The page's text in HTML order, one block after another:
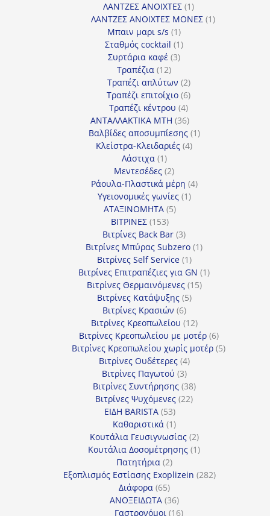
προϊόν
ΛΑΝΤΖΕΣ ΑΝΟΙΧΤΕΣ 11
προϊόν
ΛΑΝΤΖΕΣ ΑΝΟΙΧΤΕΣ ΜΟΝΕΣ 11
Μπαιν μαρι s/s 11
προϊόν
Σταθμός cocktail 11
Συρτάρια καφέ 33
Τραπέζια 1212
προϊόντα
Τραπέζι απλύτων 22
προϊόντα
Τραπέζι επιτοίχιο 66
προϊόντα
Τραπέζι κέντρου 44
προϊόντα
ΑΝΤΑΛΛΑΚΤΙΚΑ MTH 3636
προϊόντα
Βαλβίδες αποσυμπίεσης 11
Κλείστρα-Κλειδαριές 44
Λάστιχα 11
προϊόν
Μεντεσέδες 22
προϊόντα
Ράουλα-Πλαστικά μέρη 44
Υγειονομικές γωνίες 11
ΑΤΑΞΙΝΟΜΗΤΑ 55
ΒΙΤΡΙΝΕΣ 153153
προϊόντα
Βιτρίνες Back Bar 33
προϊόντα
Βιτρίνες Mπύρας Subzero 11
Βιτρίνες Self Service 11
προϊόν
Βιτρίνες Επιτραπέζιες για GN 11
Βιτρίνες Θερμαινόμενες 1515
Βιτρίνες Κατάψυξης 55
Βιτρίνες Κρασιών 66
προϊόντα
Βιτρίνες Κρεοπωλείου 1212
προϊόντα
Βιτρίνες Κρεοπωλείου με μοτέρ 66
προϊόντα
Βιτρίνες Κρεοπωλείου χωρίς μοτέρ 55
Βιτρίνες Ουδέτερες 44
προϊόντα
Βιτρίνες Παγωτού 33
προϊόντα
Βιτρίνες Συντήρησης 3838
προϊόντα
Βιτρίνες Ψυχόμενες 2222
ΕΙΔΗ BARISTA 5353
προϊόντα
Καθαριστικά 11
προϊόν
Κουτάλια Γευσιγνωσίας 22
προϊόντα
Κουτάλια Δοσομέτρησης 11
Πατητήρια 22
προϊόντα
Εξοπλισμός Εστίασης Exoplizein 282282
Διάφορα 6565
προϊόντα
ΑΝΟΞΕΙΔΩΤΑ 3636
προϊόντα
Γαστρονόμοι 1616